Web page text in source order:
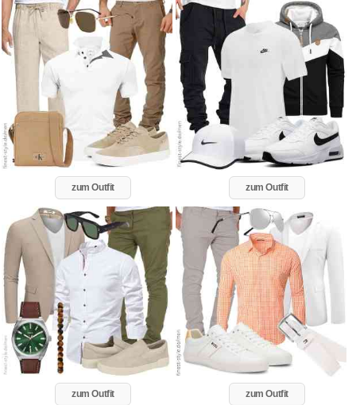
zum Outfit zum Outfit
zum Outfit zum Outfit